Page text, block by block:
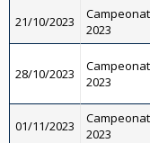
21/10/2023
2023
28/10/2023
2023
01/11/2023
2023